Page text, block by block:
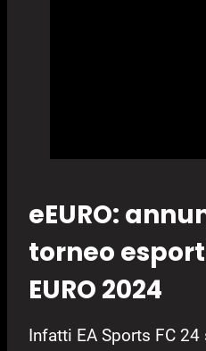
eEURO:
torneo
EURO 2024
Infatti EA Sports FC